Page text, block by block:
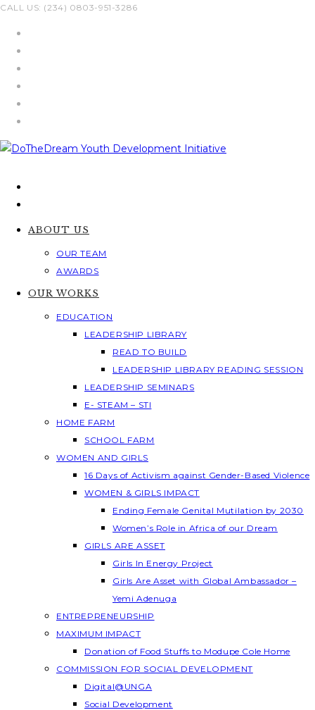
Skip
CALL US: (234) 0803-951-3286
ABOUT US
OUR TEAM
AWARDS
OUR WORKS
EDUCATION
LEADERSHIP LIBRARY
READ TO BUILD
LEADERSHIP LIBRARY READING SESSION
LEADERSHIP SEMINARS
E- STEAM – STI
HOME FARM
SCHOOL FARM
WOMEN AND GIRLS
16 Days of Activism against Gender-Based Violence
WOMEN & GIRLS IMPACT
Ending Female Genital Mutilation by 2030
Women’s Role in Africa of our Dream
GIRLS ARE ASSET
Girls In Energy Project
Girls Are Asset with Global Ambassador –
Yemi Adenuga
ENTREPRENEURSHIP
MAXIMUM IMPACT
Donation of Food Stuffs to Modupe Cole Home
COMMISSION FOR SOCIAL DEVELOPMENT
Digital@UNGA
Social Development